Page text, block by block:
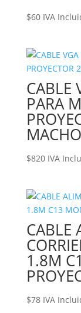
$60 IVA
CABLE
PARA
$820 IVA
CABLE
1.8M
$78 IVA